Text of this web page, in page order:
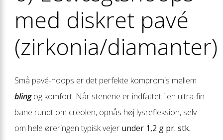
med diskret pavé
(zirkonia/diamanter)
Små pavé-hoops er det perfekte kompromis mellem
blingog komfort. Når stenene er indfattet i en ultra-fin
bane rundt om creolen, opnås høj lysrefleksion, selv
om hele øreringen typisk vejer under 1,2 g pr. stk.